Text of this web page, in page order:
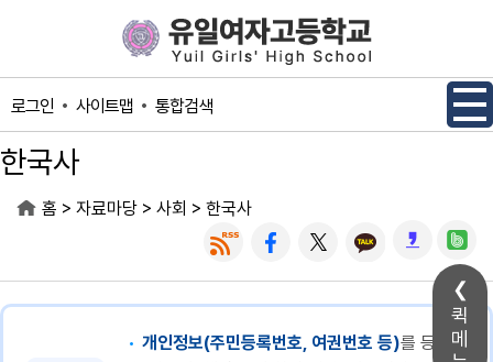
퀵
메
로그인 사이트맵 통합검색
한국사
홈 > 자료마당 > 사회 > 한국사
개인정보(주민등록번호, 여권번호 등)를 등록할